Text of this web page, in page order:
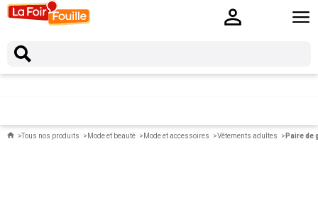
Tous nos produits Mode et beauté Mode et accessoires Vêtements adultes